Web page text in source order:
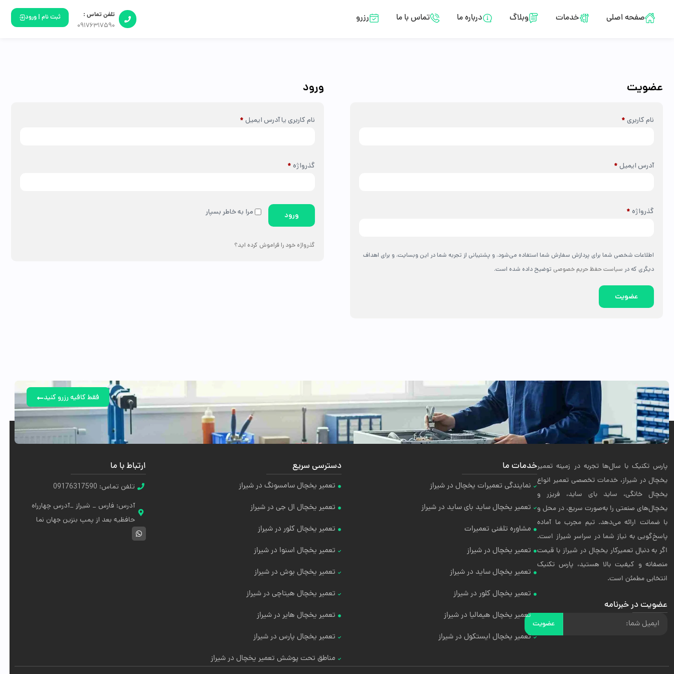
صفحه اصلی خدمات وبلاگ درباره ما تماس با ما رزرو
تلفن تماس :
09176317590
ثبت نام | ورود
ورود
نام کاربری یا آدرس ایمیل *
گذرواژه *
مرا به خاطر بسپار ورود
گذرواژه خود را فراموش کرده اید؟
عضویت
نام کاربری *
آدرس ایمیل *
گذرواژه *
اطلاعات شخصی شما برای پردازش سفارش شما استفاده می‌شود، و پشتیبانی از تجربه شما در این وبسایت، و برای اهداف
دیگری که در سیاست حفظ حریم خصوصی توضیح داده شده است.
عضویت
فقط کافیه رزرو کنید
پارس تکنیک با سال‌ها تجربه در زمینه تعمیر
یخچال در شیراز، خدمات تخصصی تعمیر انواع
یخچال خانگی، ساید بای ساید، فریزر و
یخچال‌های صنعتی را به‌صورت سریع، در محل و
با ضمانت ارائه می‌دهد. تیم مجرب ما آماده
پاسخ‌گویی به نیاز شما در سراسر شیراز است.
اگر به دنبال تعمیرکار یخچال در شیراز با قیمت
منصفانه و کیفیت بالا هستید، پارس تکنیک
انتخابی مطمئن است.
عضویت در خبرنامه
عضویت
خدمات ما
نمایندگی تعمیرات یخچال در شیراز
تعمیر یخچال ساید بای ساید در شیراز
مشاوره تلفنی تعمیرات
تعمیر یخچال در شیراز
تعمیر یخچال ساید در شیراز
تعمیر یخچال کلور در شیراز
تعمیر یخچال هیمالیا در شیراز
تعمیر یخچال ایستکول در شیراز
دسترسی سریع
تعمیر یخچال سامسونگ در شیراز
تعمیر یخچال ال جی در شیراز
تعمیر یخچال کلور در شیراز
تعمیر یخچال اسنوا در شیراز
تعمیر یخچال بوش در شیراز
تعمیر یخچال هیتاچی در شیراز
تعمیر یخچال هایر در شیراز
تعمیر یخچال پارس در شیراز
مناطق تحت پوشش تعمیر یخچال در شیراز
ارتباط با ما
تلفن تماس: 09176317590
آدرس: فارس _ شیراز _آدرس چهارراه
حافظیه بعد از پمپ بنزین جهان نما